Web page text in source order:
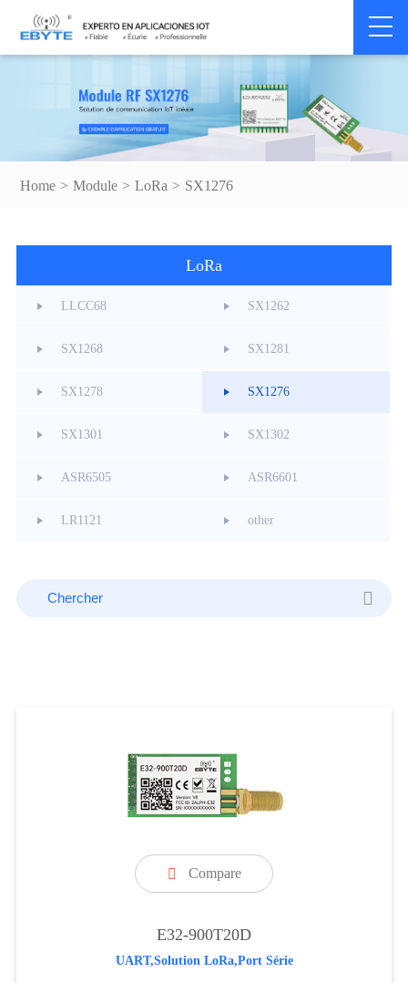
Home > Module > LoRa > SX1276
LoRa
LLCC68 SX1262
SX1268 SX1281
SX1278 SX1276
SX1301 SX1302
ASR6505 ASR6601
LR1121 other
 Compare
E32-900T20D
UART,Solution LoRa,Port Série